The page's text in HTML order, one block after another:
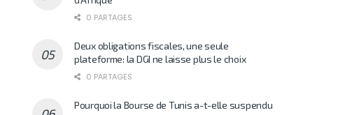
0 PARTAGES
Deux obligations fiscales, une seule
plateforme: la DGI ne laisse plus le choix
0 PARTAGES
Pourquoi la Bourse de Tunis a-t-elle suspendu